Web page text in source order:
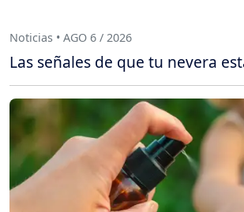
Noticias • AGO 6 / 2026
Las señales de que tu nevera